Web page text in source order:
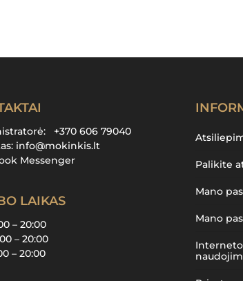
+370 606 79040
info@mokinkis.lt
Messenger
LAIKAS
– 20:00
– 20:00
– 20:00
Palikite
Mano
Mano